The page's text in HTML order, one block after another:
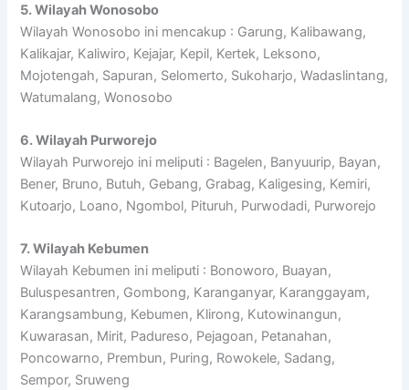
5. Wilayah Wonosobo
Wilayah Wonosobo ini mencakup : Garung, Kalibawang,
Kalikajar, Kaliwiro, Kejajar, Kepil, Kertek, Leksono,
Mojotengah, Sapuran, Selomerto, Sukoharjo, Wadaslintang,
Watumalang, Wonosobo
6. Wilayah Purworejo
Wilayah Purworejo ini meliputi : Bagelen, Banyuurip, Bayan,
Bener, Bruno, Butuh, Gebang, Grabag, Kaligesing, Kemiri,
Kutoarjo, Loano, Ngombol, Pituruh, Purwodadi, Purworejo
7. Wilayah Kebumen
Wilayah Kebumen ini meliputi : Bonoworo, Buayan,
Buluspesantren, Gombong, Karanganyar, Karanggayam,
Karangsambung, Kebumen, Klirong, Kutowinangun,
Kuwarasan, Mirit, Padureso, Pejagoan, Petanahan,
Poncowarno, Prembun, Puring, Rowokele, Sadang,
Sempor, Sruweng